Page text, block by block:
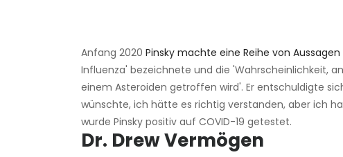
Anfang 2020 Pinsky machte eine Reihe von Aussagen
Influenza' bezeichnete und die 'Wahrscheinlichkeit,
einem Asteroiden getroffen wird'. Er entschuldigte
wünschte, ich hätte es richtig verstanden, aber ich
wurde Pinsky positiv auf COVID-19 getestet.
Dr. Drew Vermögen